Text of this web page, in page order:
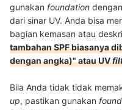
gunakan foundation dengan
dari sinar UV. Anda bisa
bagian kemasan atau
tambahan SPF biasanya
dengan angka)" atau UV
Bila Anda tidak tidak
up, pastikan gunakan